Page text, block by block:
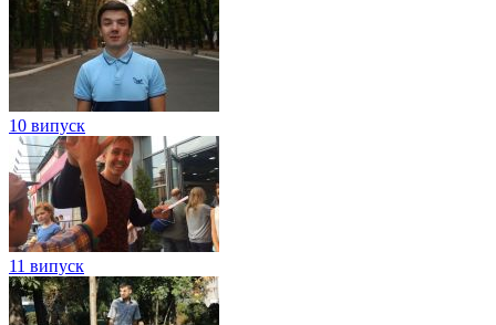
10 випуск
11 випуск